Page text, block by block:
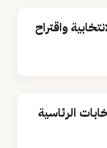
واقتراح
الرئاسية